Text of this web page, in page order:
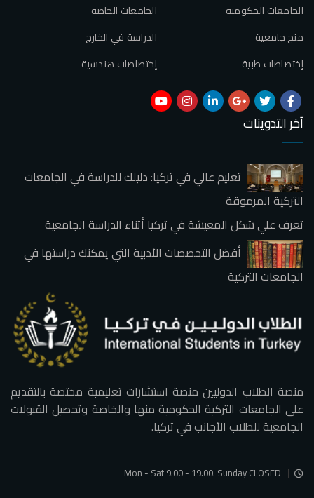
الجامعات الخاصة
الجامعات الحكومية
الدراسة في الخارج
منح جامعية
إختصاصات هندسية
إختصاصات طبية
آخر التدوينات
تعليم عالي في تركيا: دليلك للدراسة في الجامعات
التركية المرموقة
تعرف علي شكل المعيشة في تركيا أثناء الدراسة الجامعية
أفضل التخصصات الأدبية التي يمكنك دراستها في
الجامعات التركية
منصة الطلاب الدوليين منصة استشارات تعليمية مختصة بالتقديم
على الجامعات التركية الحكومية منها والخاصة وتحصيل القبولات
الجامعية للطلاب الأجانب في تركيا.
Mon - Sat 9.00 - 19.00. Sunday CLOSED